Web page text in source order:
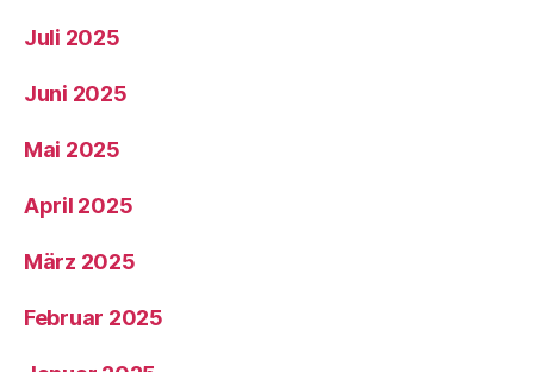
Juli 2025
Juni 2025
Mai 2025
April 2025
März 2025
Februar 2025